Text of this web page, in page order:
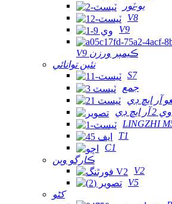
يو-ٽور
V8
V9
V9 ڪيمپر ورزن
نئين توانائي
S7
جمع
آر ايڇ ڊي
وي 2 آر ايڇ ڊي
LINGZHI
T1
C1
ڪارگو وين
V2
V5
کڻو